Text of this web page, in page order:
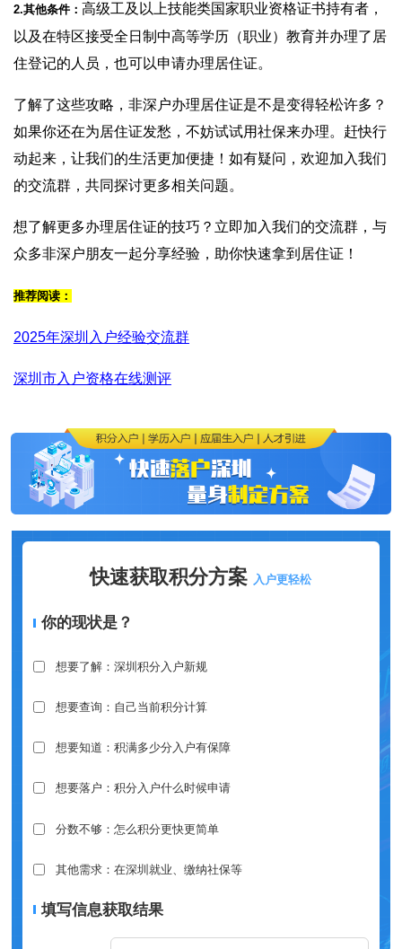
2.其他条件： 高级工及以上技能类国家职业资格证书持有者，
以及在特区接受全日制中高等学历（职业）教育并办理了居
住登记的人员，也可以申请办理居住证。
了解了这些攻略，非深户办理居住证是不是变得轻松许多？
如果你还在为居住证发愁，不妨试试用社保来办理。赶快行
动起来，让我们的生活更加便捷！如有疑问，欢迎加入我们
的交流群，共同探讨更多相关问题。
想了解更多办理居住证的技巧？立即加入我们的交流群，与
众多非深户朋友一起分享经验，助你快速拿到居住证！
推荐阅读：
2025年深圳入户经验交流群
深圳市入户资格在线测评
快速获取积分方案 入户更轻松
你的现状是？
想要了解：深圳积分入户新规
想要查询：自己当前积分计算
想要知道：积满多少分入户有保障
想要落户：积分入户什么时候申请
分数不够：怎么积分更快更简单
其他需求：在深圳就业、缴纳社保等
填写信息获取结果